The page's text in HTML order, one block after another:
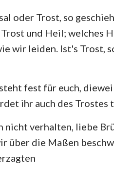
1.
1.
oder Trost, so
Trost und Heil; welches
wir leiden. Ist's Trost,
fest für euch,
ihr auch des Trostes
nicht verhalten, liebe
über die Maßen